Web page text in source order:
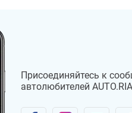
Присоединяйтесь к
автолюбителей AUTO.RIA